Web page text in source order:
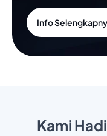
Info
Kami